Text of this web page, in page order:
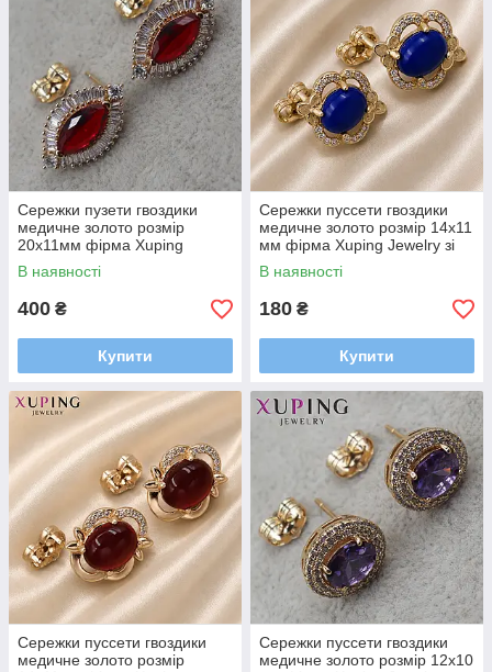
Сережки пузети гвоздики
медичне золото розмір
20х11мм фірма Xuping
Jewelry з кристалами та
червоним рубіном
В наявності
400 ₴
Купити
Сережки пуссети гвоздики
медичне золото розмір 14х11
мм фірма Xuping Jewelry зі
стразами та синіми
намистинами
В наявності
180 ₴
Купити
Сережки пуссети гвоздики
медичне золото розмір
Сережки пуссети гвоздики
медичне золото розмір 12х10